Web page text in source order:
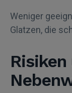
Weniger
Glatzen, die
Risiken